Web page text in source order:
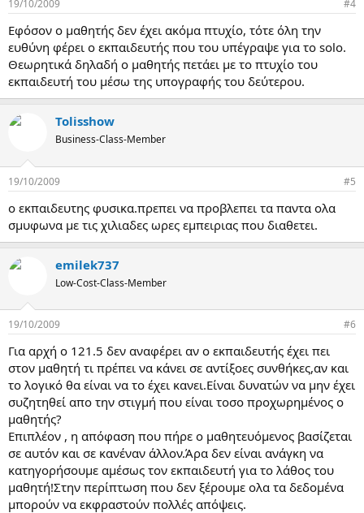
19/10/2009 #4
Εφόσον ο μαθητής δεν έχει ακόμα πτυχίο, τότε όλη την
ευθύνη φέρει ο εκπαιδευτής που του υπέγραψε για το solo.
Θεωρητικά δηλαδή ο μαθητής πετάει με το πτυχίο του
εκπαιδευτή του μέσω της υπογραφής του δεύτερου.
Tolisshow
Business-Class-Member
19/10/2009 #5
ο εκπαιδευτης φυσικα.πρεπει να προβλεπει τα παντα ολα
σμυφωνα με τις χιλιαδες ωρες εμπειριας που διαθετει.
emilek737
Low-Cost-Class-Member
19/10/2009 #6
Για αρχή ο 121.5 δεν αναφέρει αν ο εκπαιδευτής έχει πει
στον μαθητή τι πρέπει να κάνει σε αντίξοες συνθήκες,αν και
το λογικό θα είναι να το έχει κανει.Είναι δυνατών να μην έχει
συζητηθεί απο την στιγμή που είναι τοσο προχωρημένος ο
μαθητής?
Επιπλέον , η απόφαση που πήρε ο μαθητευόμενος βασίζεται
σε αυτόν και σε κανέναν άλλον.Άρα δεν είναι ανάγκη να
κατηγορήσουμε αμέσως τον εκπαιδευτή για το λάθος του
μαθητή!Στην περίπτωση που δεν ξέρουμε ολα τα δεδομένα
μπορούν να εκφραστούν πολλές απόψεις.